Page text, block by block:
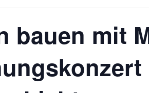
bauen mit